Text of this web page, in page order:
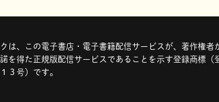
は、この電子書店・電子書籍配信サービスが、著作権者
を得た正規版配信サービスであることを示す登録商標（
３号）です。